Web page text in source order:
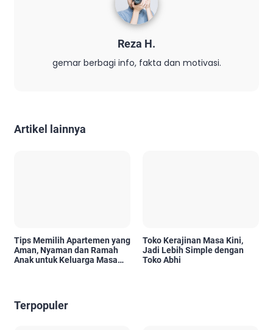
Reza H.
gemar berbagi info, fakta dan motivasi.
Artikel lainnya
Tips Memilih Apartemen yang
Aman, Nyaman dan Ramah
Anak untuk Keluarga Masa
Toko Kerajinan Masa Kini,
Jadi Lebih Simple dengan
Toko Abhi
Terpopuler